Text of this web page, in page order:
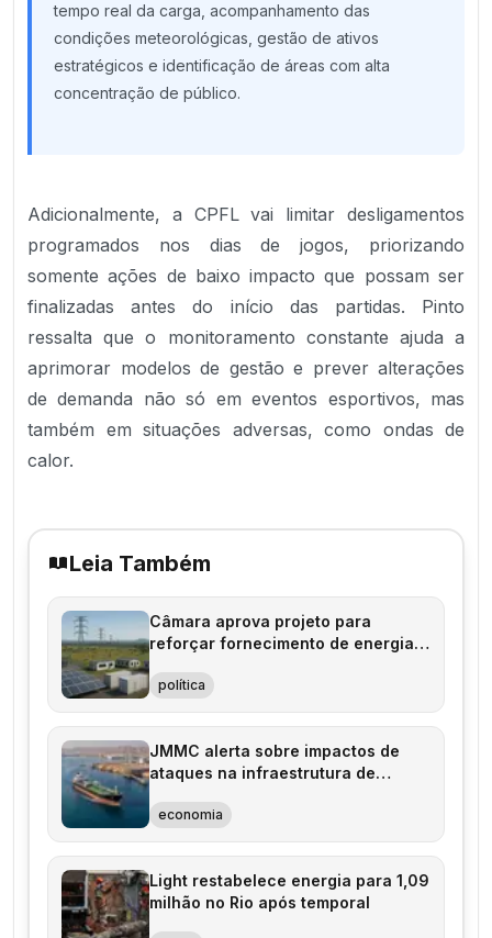
tempo real da carga, acompanhamento das
condições meteorológicas, gestão de ativos
estratégicos e identificação de áreas com alta
concentração de público.
Adicionalmente, a CPFL vai limitar desligamentos
programados nos dias de jogos, priorizando
somente ações de baixo impacto que possam ser
finalizadas antes do início das partidas. Pinto
ressalta que o monitoramento constante ajuda a
aprimorar modelos de gestão e prever alterações
de demanda não só em eventos esportivos, mas
também em situações adversas, como ondas de
calor.
Leia Também
Câmara aprova projeto para
reforçar fornecimento de energia
política
JMMC alerta sobre impactos de
ataques na infraestrutura de
economia
Light restabelece energia para 1,09
milhão no Rio após temporal